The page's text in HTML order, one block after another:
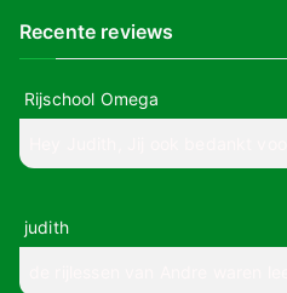
Recente reviews
Rijschool Omega
judith